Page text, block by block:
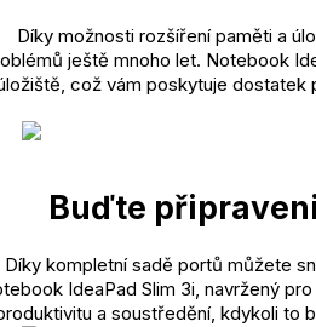
Díky možnosti rozšíření paměti a
ještě mnoho let. Notebook
což vám poskytuje dostatek
Buďte
Díky kompletní sadě portů můžete
IdeaPad Slim 3i, navržený
a soustředění, kdykoli to